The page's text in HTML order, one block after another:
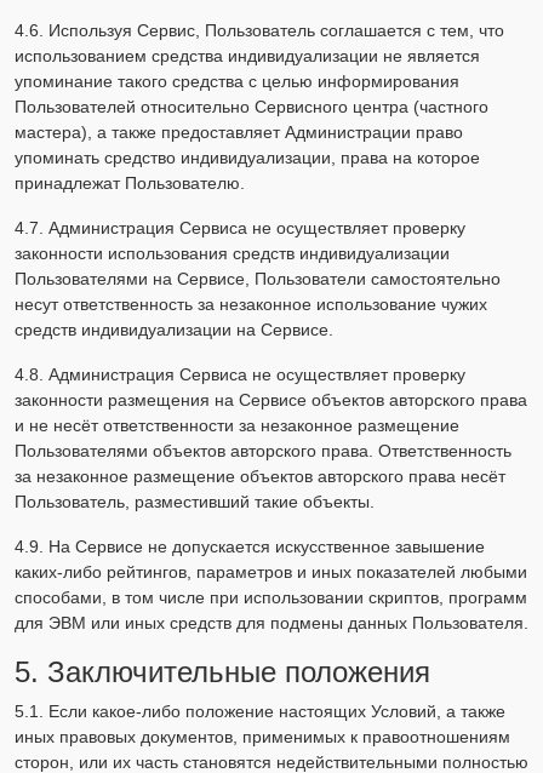
4.6. Используя Сервис, Пользователь соглашается с тем, что
использованием средства индивидуализации не является
упоминание такого средства с целью информирования
Пользователей относительно Сервисного центра (частного
мастера), а также предоставляет Администрации право
упоминать средство индивидуализации, права на которое
принадлежат Пользователю.
4.7. Администрация Сервиса не осуществляет проверку
законности использования средств индивидуализации
Пользователями на Сервисе, Пользователи самостоятельно
несут ответственность за незаконное использование чужих
средств индивидуализации на Сервисе.
4.8. Администрация Сервиса не осуществляет проверку
законности размещения на Сервисе объектов авторского права
и не несёт ответственности за незаконное размещение
Пользователями объектов авторского права. Ответственность
за незаконное размещение объектов авторского права несёт
Пользователь, разместивший такие объекты.
4.9. На Сервисе не допускается искусственное завышение
каких-либо рейтингов, параметров и иных показателей любыми
способами, в том числе при использовании скриптов, программ
для ЭВМ или иных средств для подмены данных Пользователя.
5. Заключительные положения
5.1. Если какое-либо положение настоящих Условий, а также
иных правовых документов, применимых к правоотношениям
сторон, или их часть становятся недействительными полностью